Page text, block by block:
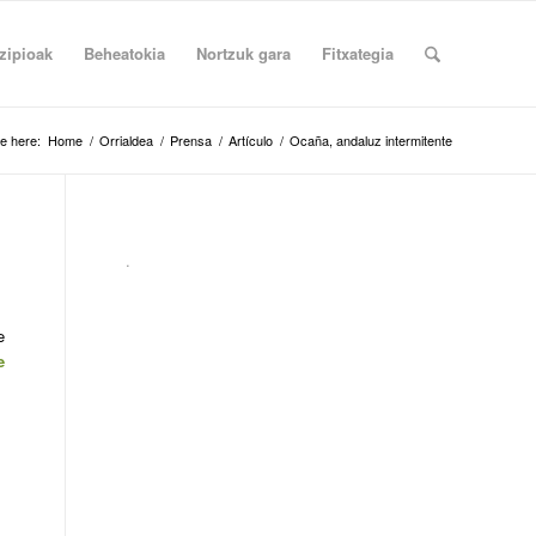
Beheatokia Nortzuk gara Fitxategia
here: Home / Orrialdea / Prensa / Artículo / Ocaña, andaluz intermitente
.